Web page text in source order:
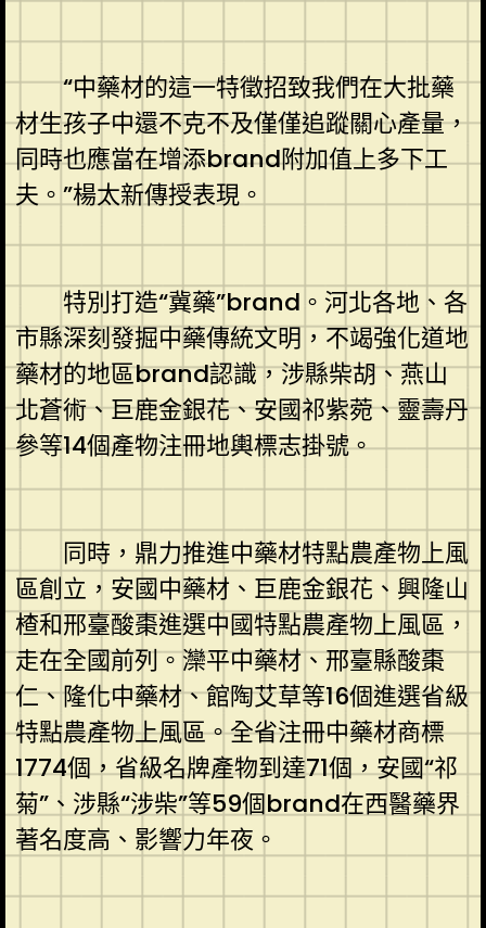
“中藥材的這一特徵招致我們在大批藥
材生孩子中還不克不及僅僅追蹤關心產量，
同時也應當在增添brand附加值上多下工
夫。”楊太新傳授表現。
特別打造“冀藥”brand。河北各地、各
市縣深刻發掘中藥傳統文明，不竭強化道地
藥材的地區brand認識，涉縣柴胡、燕山
北蒼術、巨鹿金銀花、安國祁紫菀、靈壽丹
參等14個產物注冊地輿標志掛號。
同時，鼎力推進中藥材特點農產物上風
區創立，安國中藥材、巨鹿金銀花、興隆山
楂和邢臺酸棗進選中國特點農產物上風區，
走在全國前列。灤平中藥材、邢臺縣酸棗
仁、隆化中藥材、館陶艾草等16個進選省級
特點農產物上風區。全省注冊中藥材商標
1774個，省級名牌產物到達71個，安國“祁
菊”、涉縣“涉柴”等59個brand在西醫藥界
著名度高、影響力年夜。